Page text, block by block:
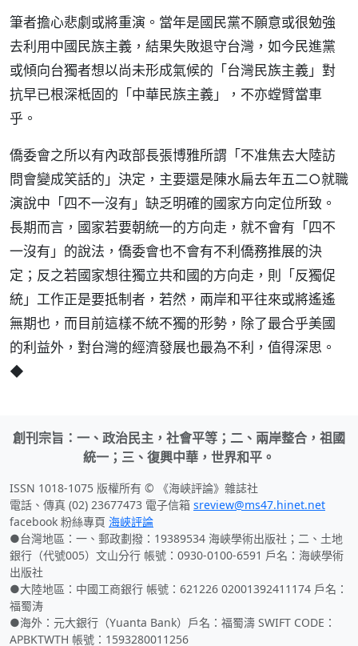
筆者擔心悲劇或將重演。當年是國民黨不願意或很勉強
去利用中國民族主義，結果失敗退守台灣，如今民進黨
或傾向台獨者想以尚未形成氣候的「台灣民族主義」對
抗早已根深柢固的「中華民族主義」，不亦螳臂當車
乎。
僑委會之所以有內政部長張博雅所謂「不准焦去大陸訪
問會變成笑話的」決定，主要還是陳水扁去年五二○就職
演說中「四不一沒有」缺乏明確的國家方向定位所致。
長期而言，國家若要朝統一的方向走，就不會有「四不
一沒有」的說法，僑委會也不會有不利僑務推展的決
定；反之若國家想往獨立共和國的方向走，則「反獨促
統」工作正是要抵制者，若然，兩岸和平往來或將遙遙
無期也，而目前這樣不統不獨的形勢，除了最合乎美國
的利益外，對台灣的經濟發展也最為不利，值得深思。
◆
創刊宗旨：一、政治民主，社會平等；二、兩岸整合，祖國
統一；三、復興中華，世界和平。
ISSN 1018-1075 版權所有 © 《海峽評論》雜誌社
電話、傳真 (02) 23677473 電子信箱 sreview@ms47.hinet.net
facebook 粉絲專頁 海峽評論
●台灣地區：一、郵政劃撥：19389534 海峽學術出版社；二、土地
銀行（代號005）文山分行 帳號：0930-0100-6591 戶名：海峽學術
出版社
●大陸地區：中國工商銀行 帳號：621226 02001392411174 戶名：
福蜀涛
●海外：元大銀行（Yuanta Bank）戶名：福蜀濤 SWIFT CODE：
APBKTWTH 帳號：1593280011256